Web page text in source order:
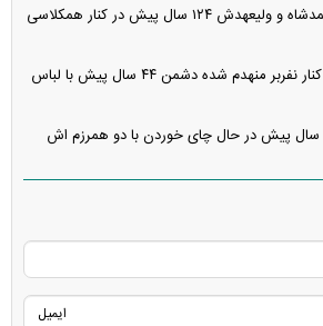
عکس/ ژست جالب احمدشاه و ولیعهدش ۱۲۴ سال پیش در کنار همکلاسی
عکس/ سردار رشید در کنار نفربر منهدم شده دشمن ۴۴ سال پیش با لباس